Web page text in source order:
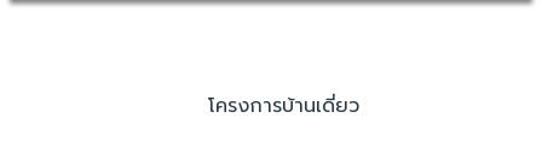
โครงการบ้านเดี่ยว